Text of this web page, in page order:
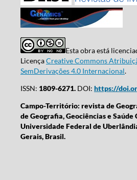
Esta obra está
LicençaCreative Commons
SemDerivações 4.0 Internacional.
ISSN: 1809-6271.DOI: https://
Campo-Território: revista de
de Geografia, Geociências e Saúde
Universidade Federal de
Gerais, Brasil.